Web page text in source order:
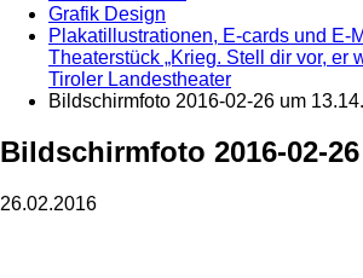
Grafik Design
Plakatillustrationen, E-cards und E-
Theaterstück „Krieg. Stell dir vor, er
Tiroler Landestheater
Bildschirmfoto 2016-02-26 um
Bildschirmfoto 2016-02-
26.02.2016